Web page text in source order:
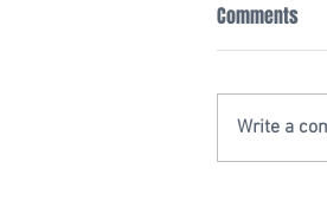
20 YEAR
Comments
Write a